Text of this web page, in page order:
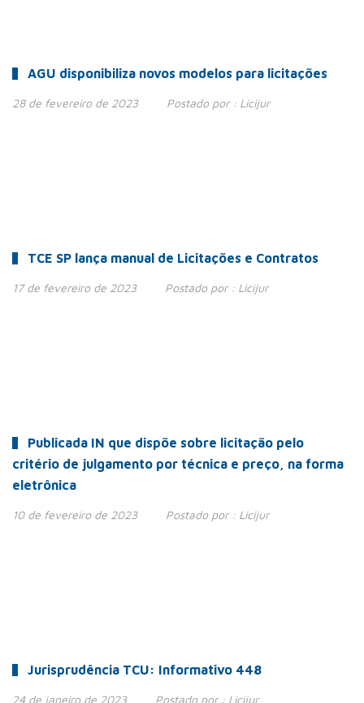
AGU disponibiliza novos modelos para licitações
28 de fevereiro de 2023 Postado por : Licijur
TCE SP lança manual de Licitações e Contratos
17 de fevereiro de 2023 Postado por : Licijur
Publicada IN que dispõe sobre licitação pelo
critério de julgamento por técnica e preço, na forma
eletrônica
10 de fevereiro de 2023 Postado por : Licijur
Jurisprudência TCU: Informativo 448
24 de janeiro de 2023 Postado por : Licijur